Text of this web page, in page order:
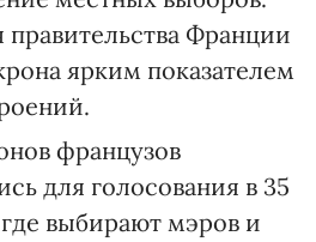
Франции
ярким показателем
французов
для голосования в 35
выбирают мэров и